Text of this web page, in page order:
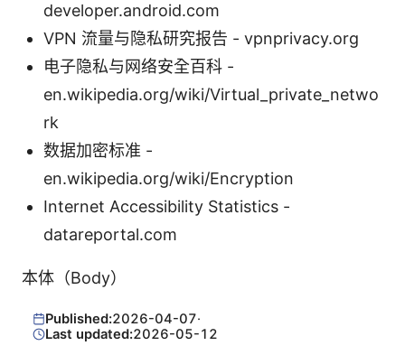
developer.android.com
VPN 流量与隐私研究报告 - vpnprivacy.org
电子隐私与网络安全百科 -
en.wikipedia.org/wiki/Virtual_private_netwo
rk
数据加密标准 -
en.wikipedia.org/wiki/Encryption
Internet Accessibility Statistics -
datareportal.com
本体（Body）
Published:2026-04-07·
Last updated:2026-05-12